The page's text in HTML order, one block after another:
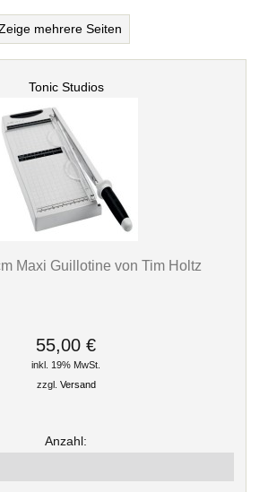
mehrere Seiten
Tonic Studios
Maxi Guillotine von Tim Holtz
55,00 €
inkl. 19% MwSt.
zzgl. Versand